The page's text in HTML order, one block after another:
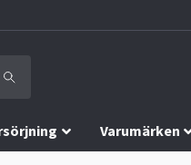
Varumärken